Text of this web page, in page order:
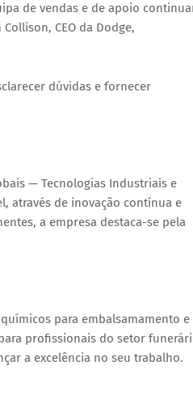
de vendas e de apoio
CEO da Dodge,
dúvidas e fornecer
— Tecnologias Industriais e
através de inovação contínua e
a empresa destaca-se pela
para embalsamamento e
profissionais do setor
a excelência no seu trabalho.